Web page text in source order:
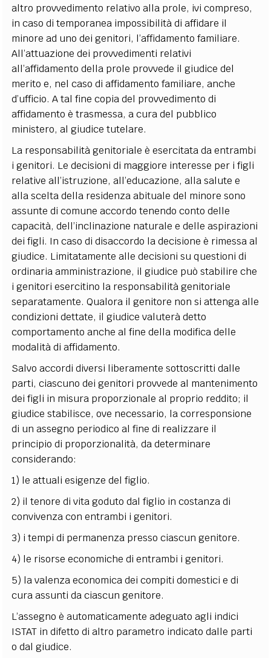
altro provvedimento relativo alla prole, ivi compreso,
in caso di temporanea impossibilità di affidare il
minore ad uno dei genitori, l’affidamento familiare.
All’attuazione dei provvedimenti relativi
all’affidamento della prole provvede il giudice del
merito e, nel caso di affidamento familiare, anche
d’ufficio. A tal fine copia del provvedimento di
affidamento è trasmessa, a cura del pubblico
ministero, al giudice tutelare.
La responsabilità genitoriale è esercitata da entrambi
i genitori. Le decisioni di maggiore interesse per i figli
relative all’istruzione, all’educazione, alla salute e
alla scelta della residenza abituale del minore sono
assunte di comune accordo tenendo conto delle
capacità, dell’inclinazione naturale e delle aspirazioni
dei figli. In caso di disaccordo la decisione è rimessa al
giudice. Limitatamente alle decisioni su questioni di
ordinaria amministrazione, il giudice può stabilire che
i genitori esercitino la responsabilità genitoriale
separatamente. Qualora il genitore non si attenga alle
condizioni dettate, il giudice valuterà detto
comportamento anche al fine della modifica delle
modalità di affidamento.
Salvo accordi diversi liberamente sottoscritti dalle
parti, ciascuno dei genitori provvede al mantenimento
dei figli in misura proporzionale al proprio reddito; il
giudice stabilisce, ove necessario, la corresponsione
di un assegno periodico al fine di realizzare il
principio di proporzionalità, da determinare
considerando:
1) le attuali esigenze del figlio.
2) il tenore di vita goduto dal figlio in costanza di
convivenza con entrambi i genitori.
3) i tempi di permanenza presso ciascun genitore.
4) le risorse economiche di entrambi i genitori.
5) la valenza economica dei compiti domestici e di
cura assunti da ciascun genitore.
L’assegno è automaticamente adeguato agli indici
ISTAT in difetto di altro parametro indicato dalle parti
o dal giudice.